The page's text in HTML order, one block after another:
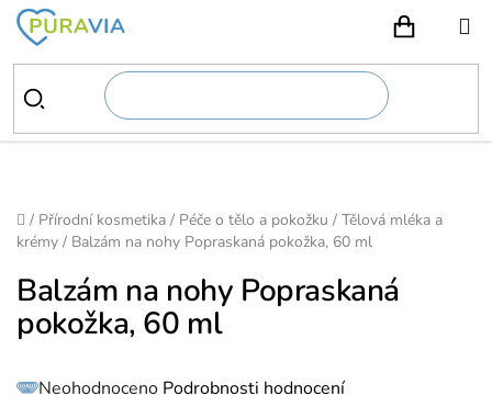
Přejít
obsah
Domů
/ Přírodní kosmetika / Péče o tělo a pokožku / Tělová mléka a
krémy / Balzám na nohy Popraskaná pokožka, 60 ml
Balzám na nohy Popraskaná
pokožka, 60 ml
Průměrné
hodnocení
Neohodnoceno Podrobnosti hodnocení